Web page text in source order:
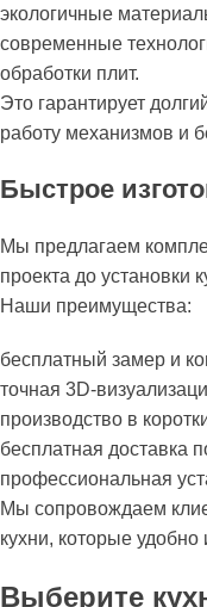
экологичные
современные
обработки плит.
Это гарантирует
работу механизмов и
Быстрое
Мы предлагаем
проекта до установки
Наши преимущества:
бесплатный замер и
точная 3D-
производство в
бесплатная доставка
профессиональная
Мы сопровождаем
кухни, которые
Выберите